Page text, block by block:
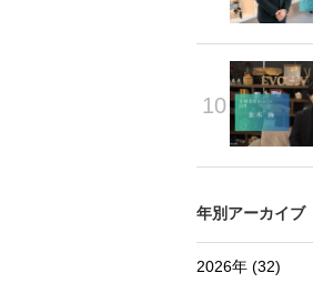
10
年別アーカイブ
2026年 (32)